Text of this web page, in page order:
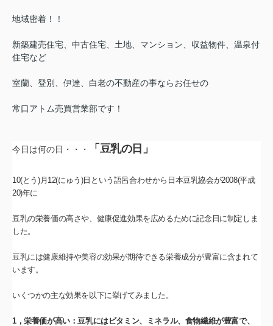
地域密着！！
新築建売住宅、中古住宅、土地、マンション、収益物件、温泉付
住宅など
室蘭、登別、伊達、白老の不動産の事ならお任せの
常口アトム売買営業部です！
今日は何の日・・・ 「豆乳の日」
10(とう)月12(にゅう)日という語呂合わせから日本豆乳協会が2008(平成
20)年に
豆乳の栄養価の高さや、健康促進効果を広めるために記念日に制定しま
した。
豆乳には健康維持や美容の効果が期待できる栄養成分が豊富に含まれて
います。
いくつかの主な効果を以下に挙げてみました。
1，栄養価が高い：豆乳にはビタミン、ミネラル、食物繊維が豊富で、